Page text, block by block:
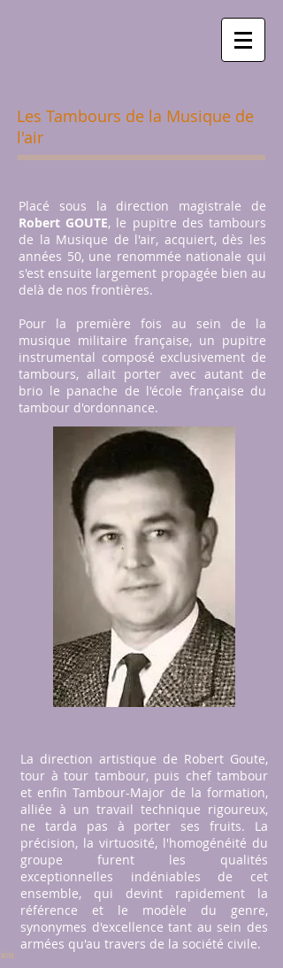
Les Tambours de la Musique de
l'air
Placé sous la direction magistrale de
Robert GOUTE, le pupitre des tambours
de la Musique de l'air, acquiert, dès les
années 50, une renommée nationale qui
s'est ensuite largement propagée bien au
delà de nos frontières.
Pour la première fois au sein de la
musique militaire française, un pupitre
instrumental composé exclusivement de
tambours, allait porter avec autant de
brio le panache de l'école française du
tambour d'ordonnance.
La direction artistique de Robert Goute,
tour à tour tambour, puis chef tambour
et enfin Tambour-Major de la formation,
alliée à un travail technique rigoureux,
ne tarda pas à porter ses fruits. La
précision, la virtuosité, l'homogénéité du
groupe furent les qualités
exceptionnelles indéniables de cet
ensemble, qui devint rapidement la
référence et le modèle du genre,
synonymes d'excellence tant au sein des
armées qu'au travers de la société civile.